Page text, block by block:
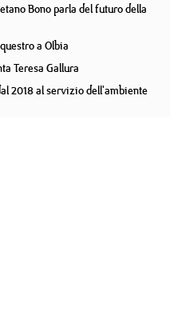
Bono parla del futuro della
a Olbia
Teresa Gallura
2018 al servizio dell'ambiente